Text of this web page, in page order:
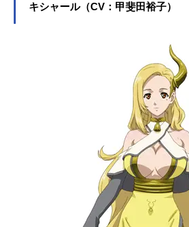
キシャール（CV：甲斐田裕子）